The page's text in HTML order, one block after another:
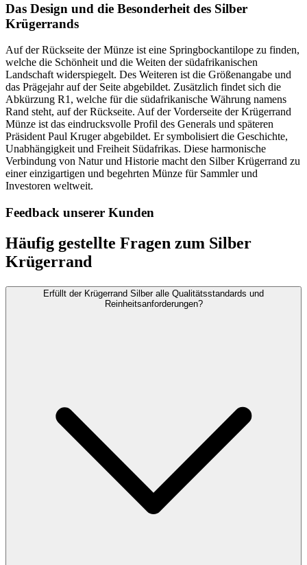
Das Design und die Besonderheit des Silber
Krügerrands
Auf der Rückseite der Münze ist eine Springbockantilope zu finden,
welche die Schönheit und die Weiten der südafrikanischen
Landschaft widerspiegelt. Des Weiteren ist die Größenangabe und
das Prägejahr auf der Seite abgebildet. Zusätzlich findet sich die
Abkürzung R1, welche für die südafrikanische Währung namens
Rand steht, auf der Rückseite. Auf der Vorderseite der Krügerrand
Münze ist das eindrucksvolle Profil des Generals und späteren
Präsident Paul Kruger abgebildet. Er symbolisiert die Geschichte,
Unabhängigkeit und Freiheit Südafrikas. Diese harmonische
Verbindung von Natur und Historie macht den Silber Krügerrand zu
einer einzigartigen und begehrten Münze für Sammler und
Investoren weltweit.
Feedback unserer Kunden
Häufig gestellte Fragen zum Silber
Krügerrand
Erfüllt der Krügerrand Silber alle Qualitätsstandards und
Reinheitsanforderungen?